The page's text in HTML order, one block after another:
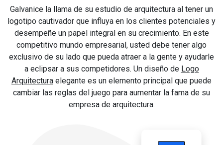
Galvanice la llama de su estudio de arquitectura al tener un
logotipo cautivador que influya en los clientes potenciales y
desempeñe un papel integral en su crecimiento. En este
competitivo mundo empresarial, usted debe tener algo
exclusivo de su lado que pueda atraer a la gente y ayudarle
a eclipsar a sus competidores. Un diseño de Logo
Arquitectura elegante es un elemento principal que puede
cambiar las reglas del juego para aumentar la fama de su
empresa de arquitectura.